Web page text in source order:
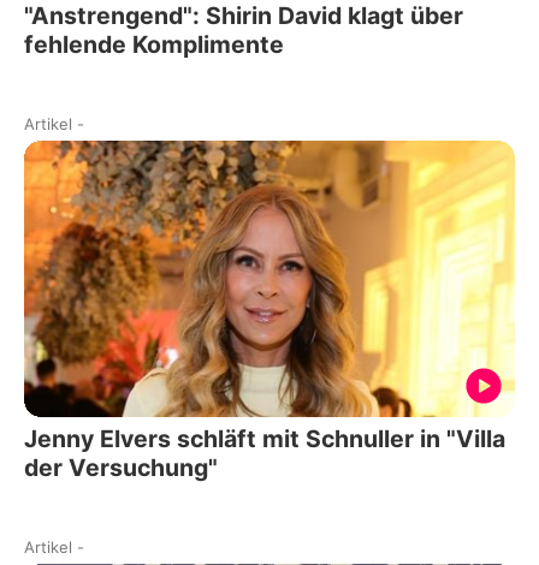
"Anstrengend": Shirin David klagt über
fehlende Komplimente
Artikel -
Jenny Elvers schläft mit Schnuller in "Villa
der Versuchung"
Artikel -